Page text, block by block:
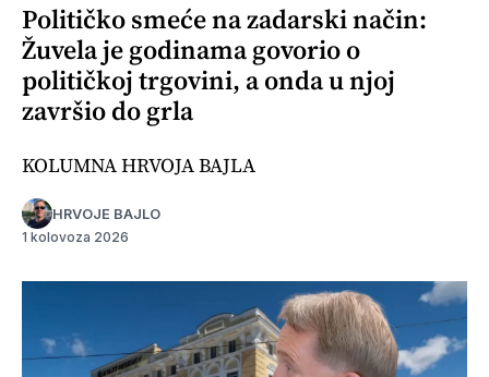
Političko smeće na zadarski način:
Žuvela je godinama govorio o
političkoj trgovini, a onda u njoj
završio do grla
KOLUMNA HRVOJA BAJLA
HRVOJE BAJLO
1 kolovoza 2026